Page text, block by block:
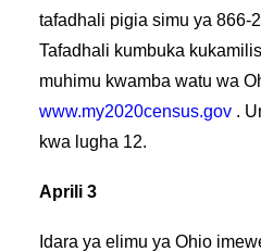
tafadhali pigia simu ya 866-
Tafadhali kumbuka
muhimu kwamba watu wa
www.my2020census.gov .
kwa lugha 12.
Aprili 3
Idara ya elimu ya Ohio